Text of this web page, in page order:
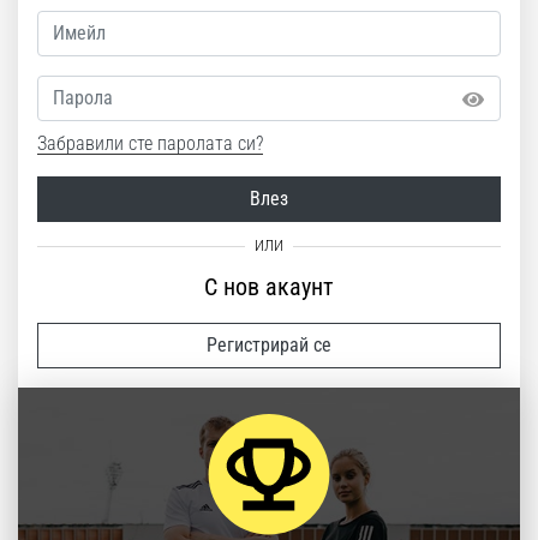
Покажи
всички
Парола
Забравили сте паролата си?
Влез
С нов акаунт
Регистрирай се